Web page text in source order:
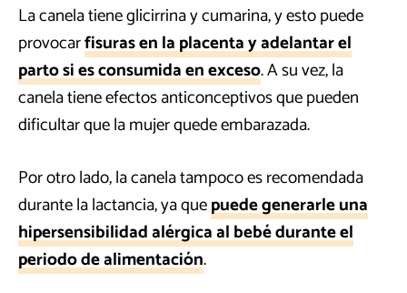
La canela tiene glicirrina y cumarina, y esto puede
provocarfisuras en la placenta y adelantar el
parto si es consumida en exceso. A su vez, la
canela tiene efectos anticonceptivos que pueden
dificultar que la mujer quede embarazada.
Por otro lado, la canela tampoco es recomendada
durante la lactancia, ya quepuede generarle una
hipersensibilidad alérgica al bebé durante el
periodo de alimentación.